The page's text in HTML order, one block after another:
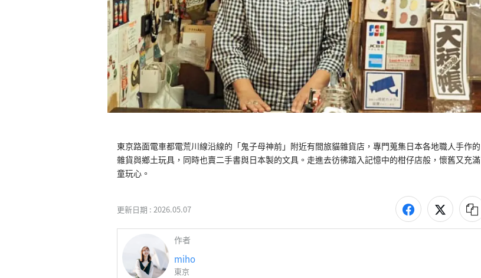
東京路面電車都電荒川線沿線的「鬼子母神前」附近有間旅貓雜貨店，專門蒐集日本各地職人手作的
雜貨與鄉土玩具，同時也賣二手書與日本製的文具。走進去彷彿踏入記憶中的柑仔店般，懷舊又充滿
童玩心。
更新日期 : 2026.05.07
作者
miho
東京